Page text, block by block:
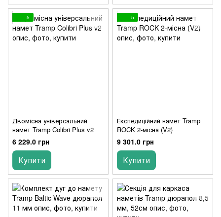
5
Двомісна універсальний
намет Tramp Colibri Plus v2
6 229.0 грн
Купити
5
Експедиційний намет Tramp
ROCK 2-місна (V2)
9 301.0 грн
Купити